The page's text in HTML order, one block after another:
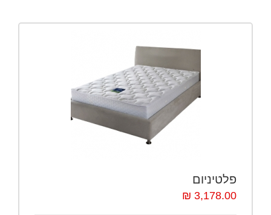
פלטיניום
3,178.00 ₪